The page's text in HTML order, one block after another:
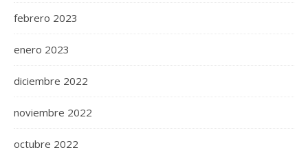
febrero 2023
enero 2023
diciembre 2022
noviembre 2022
octubre 2022